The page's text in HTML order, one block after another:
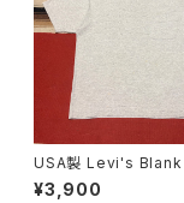
USA製 Levi's
T-shirt size XL
¥3,900